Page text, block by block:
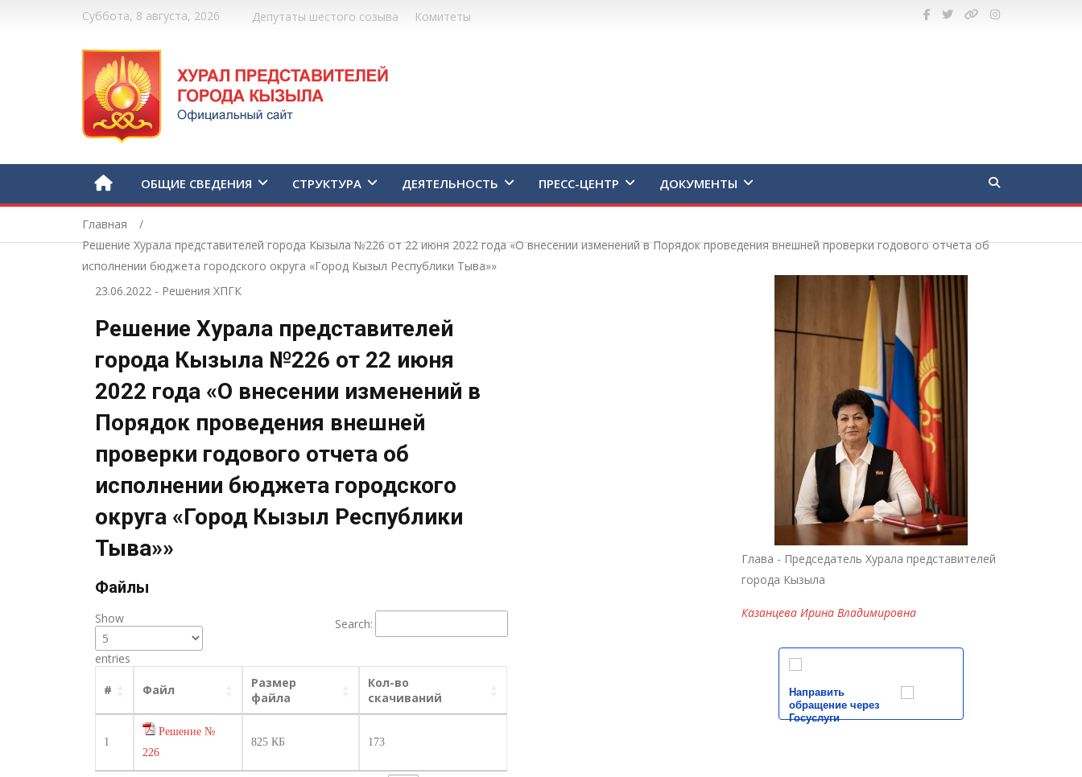
Суббота, 8 августа, 2026 Депутаты шестого созыва Комитеты
ОБЩИЕ СВЕДЕНИЯ СТРУКТУРА ДЕЯТЕЛЬНОСТЬ ПРЕСС-ЦЕНТР ДОКУМЕНТЫ
Главная
Решение Хурала представителей города Кызыла №226 от 22 июня 2022 года «О внесении изменений в Порядок проведения внешней проверки годового отчета об
исполнении бюджета городского округа «Город Кызыл Республики Тыва»»
23.06.2022- Решения ХПГК
Решение Хурала представителей
города Кызыла №226 от 22 июня
2022 года «О внесении изменений в
Порядок проведения внешней
проверки годового отчета об
исполнении бюджета городского
округа «Город Кызыл Республики
Тыва»»
Файлы
Show
entries
Search:
# Файл
Размер
файла
Кол-во
скачиваний
1
Решение №
226
825 КБ 173
Глава - Председатель Хурала представителей
города Кызыла
Казанцева Ирина Владимировна
Направить
обращение через
Госуслуги